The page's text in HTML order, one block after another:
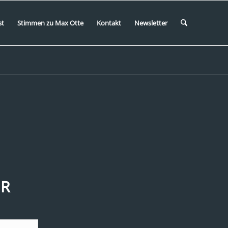
Stimmen zu Max Otte Kontakt Newsletter